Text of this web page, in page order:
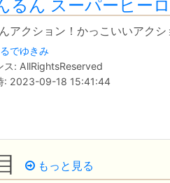
るん スーパーヒー
アクション！かっこいいアク
でゆきみ
ス: AllRightsReserved
: 2023-09-18 15:41:44
もっと見る